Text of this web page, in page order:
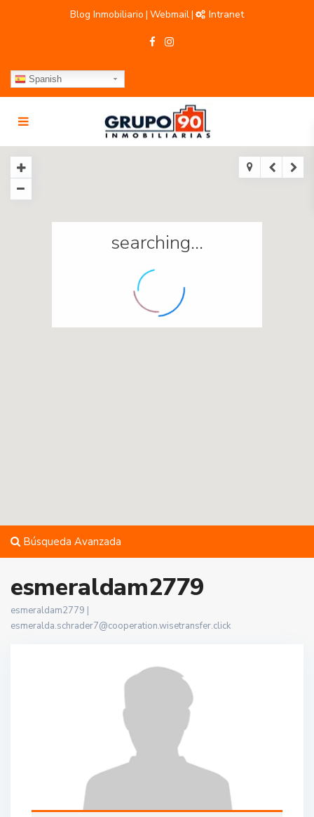
Blog Inmobiliario | Webmail| Intranet
Spanish
searching...
Búsqueda Avanzada
esmeraldam2779
esmeraldam2779 |
esmeralda.schrader7@cooperation.wisetransfer.click